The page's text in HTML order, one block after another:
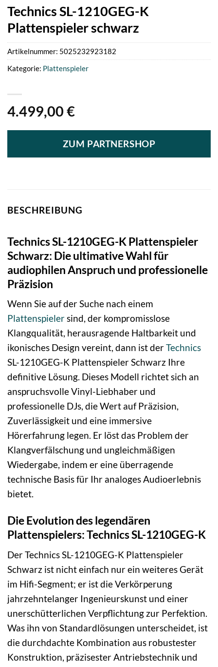
Technics SL-1210GEG-K
Plattenspieler schwarz
4.499,00 €
ZUM PARTNERSHOP
Artikelnummer: 5025232923182
Kategorie: Plattenspieler
BESCHREIBUNG
Technics SL-1210GEG-K Plattenspieler
Schwarz: Die ultimative Wahl für
audiophilen Anspruch und professionelle
Präzision
Wenn Sie auf der Suche nach einem
Plattenspielersind, der kompromisslose
Klangqualität, herausragende Haltbarkeit und
ikonisches Design vereint, dann ist derTechnics
SL-1210GEG-K Plattenspieler Schwarz Ihre
definitive Lösung. Dieses Modell richtet sich an
anspruchsvolle Vinyl-Liebhaber und
professionelle DJs, die Wert auf Präzision,
Zuverlässigkeit und eine immersive
Hörerfahrung legen. Er löst das Problem der
Klangverfälschung und ungleichmäßigen
Wiedergabe, indem er eine überragende
technische Basis für Ihr analoges Audioerlebnis
bietet.
Die Evolution des legendären
Plattenspielers: Technics SL-1210GEG-K
Der Technics SL-1210GEG-K Plattenspieler
Schwarz ist nicht einfach nur ein weiteres Gerät
im Hifi-Segment; er ist die Verkörperung
jahrzehntelanger Ingenieurskunst und einer
unerschütterlichen Verpflichtung zur Perfektion.
Was ihn von Standardlösungen unterscheidet, ist
die durchdachte Kombination aus robustester
Konstruktion, präzisester Antriebstechnik und